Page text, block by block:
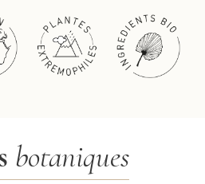
à
97% d’ingrédients
botaniques